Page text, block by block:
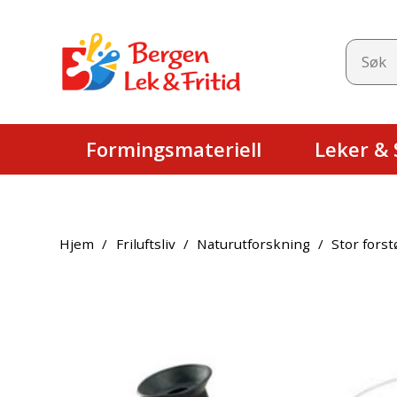
Formingsmateriell Leker &
Hjem / Friluftsliv / Naturutforskning / Stor